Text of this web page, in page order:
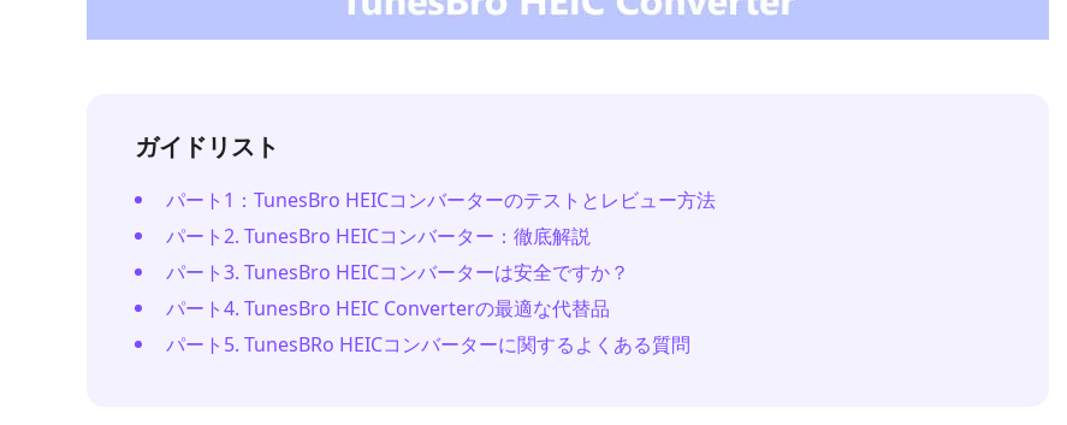
ガイドリスト
パート1：TunesBro HEICコンバーターのテストとレビュー方法
パート2. TunesBro HEICコンバーター：徹底解説
パート3. TunesBro HEICコンバーターは安全ですか？
パート4. TunesBro HEIC Converterの最適な代替品
パート5. TunesBRo HEICコンバーターに関するよくある質問